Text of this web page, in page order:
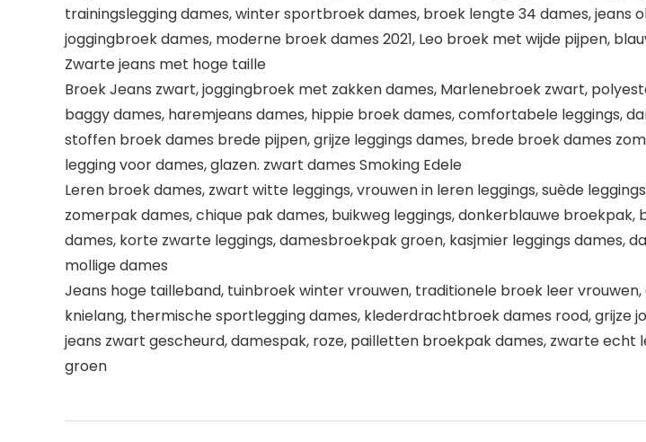
trainingslegging dames, winter sportbroek dames, broek lengte 34 dames, jeans
joggingbroek dames, moderne broek dames 2021, Leo broek met wijde pijpen,
Zwarte jeans met hoge taille
Broek Jeans zwart, joggingbroek met zakken dames, Marlenebroek zwart,
baggy dames, haremjeans dames, hippie broek dames, comfortabele leggings,
stoffen broek dames brede pijpen, grijze leggings dames, brede broek dames
legging voor dames, glazen. zwart dames Smoking Edele
Leren broek dames, zwart witte leggings, vrouwen in leren leggings, suède
zomerpak dames, chique pak dames, buikweg leggings, donkerblauwe
dames, korte zwarte leggings, damesbroekpak groen, kasjmier leggings dames,
mollige dames
Jeans hoge tailleband, tuinbroek winter vrouwen, traditionele broek leer
knielang, thermische sportlegging dames, klederdrachtbroek dames rood, grijze
jeans zwart gescheurd, damespak, roze, pailletten broekpak dames, zwarte
groen